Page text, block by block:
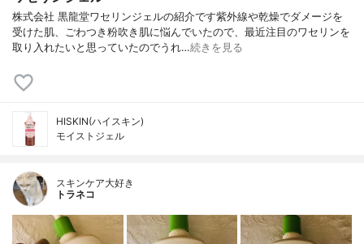
株式会社 黒龍堂ワセリンジェルの紹介です紫外線や乾燥でダメージを
受けた肌、ごわつき粉吹き肌に悩んでいたので、最近注目のワセリンを
取り入れたいと思っていたのでうれ…続きを見る
HISKIN(ハイスキン)
モイストジェル
スキンケア大好き
トラネコ